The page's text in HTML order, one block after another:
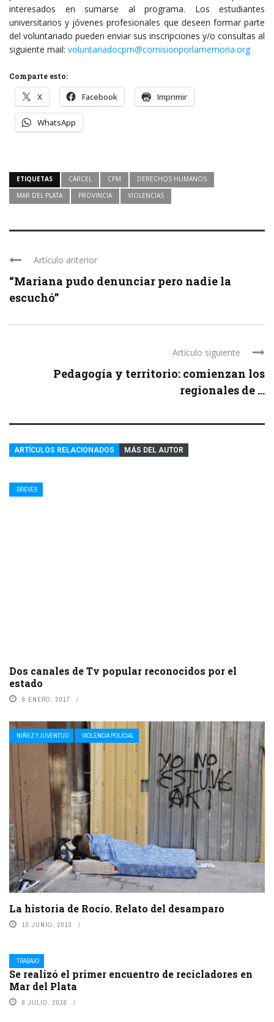
interesados en sumarse al programa. Los estudiantes
universitarios y jóvenes profesionales que deseen formar parte
del voluntariado pueden enviar sus inscripciones y/o consultas al
siguiente mail: voluntariadocpm@comisionporlamemoria.org
Comparte esto:
X Facebook Imprimir
WhatsApp
ETIQUETAS CÁRCEL CPM
DERECHOS HUMANOS
MAR DEL PLATA
PROVINCIA VIOLENCIAS
Artículo anterior
“Mariana pudo denunciar pero nadie la
escuchó”
Artículo siguiente
Pedagogía y territorio: comienzan los
regionales de ...
ARTÍCULOS RELACIONADOS MÁS DEL AUTOR
BREVES
Dos canales de Tv popular reconocidos por el
estado
9 ENERO, 2017
NIÑEZ Y JUVENTUD VIOLENCIA POLICIAL
La historia de Rocío. Relato del desamparo
13 JUNIO, 2013
TRABAJO
Se realizó el primer encuentro de recicladores en
Mar del Plata
8 JULIO, 2016